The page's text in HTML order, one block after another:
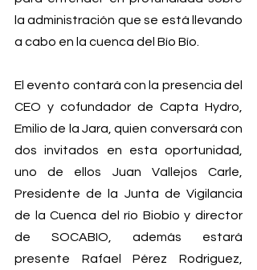
la administración que se está llevando
a cabo en la cuenca del Bío Bío.
El evento contará con la presencia del
CEO y cofundador de Capta Hydro,
Emilio de la Jara, quien conversará con
dos invitados en esta oportunidad,
uno de ellos Juan Vallejos Carle,
Presidente de la Junta de Vigilancia
de la Cuenca del río Biobío y director
de SOCABIO, además estará
presente Rafael Pérez Rodriguez,